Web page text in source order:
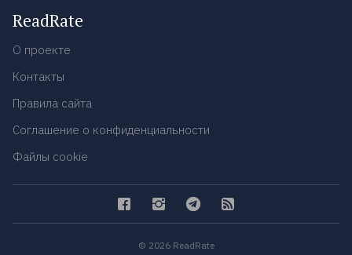
ReadRate
О проекте
Контакты
Правила сайта
Соглашение о конфиденциальности
Файлы cookie
© 2026 ReadRate